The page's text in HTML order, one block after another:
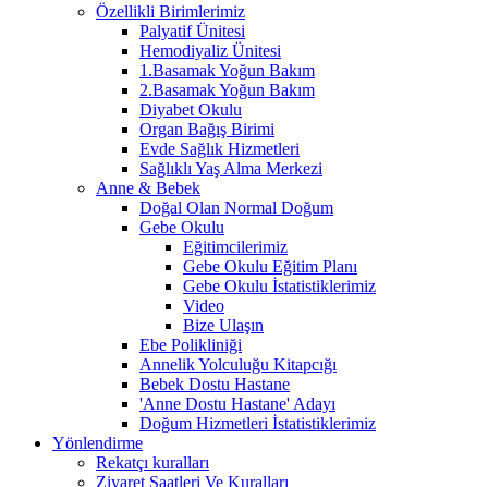
Özellikli Birimlerimiz
Palyatif Ünitesi
Hemodiyaliz Ünitesi
1.Basamak Yoğun Bakım
2.Basamak Yoğun Bakım
Diyabet Okulu
Organ Bağış Birimi
Evde Sağlık Hizmetleri
Sağlıklı Yaş Alma Merkezi
Anne & Bebek
Doğal Olan Normal Doğum
Gebe Okulu
Eğitimcilerimiz
Gebe Okulu Eğitim Planı
Gebe Okulu İstatistiklerimiz
Video
Bize Ulaşın
Ebe Polikliniği
Annelik Yolculuğu Kitapcığı
Bebek Dostu Hastane
'Anne Dostu Hastane' Adayı
Doğum Hizmetleri İstatistiklerimiz
Yönlendirme
Rekatçı kuralları
Ziyaret Saatleri Ve Kuralları